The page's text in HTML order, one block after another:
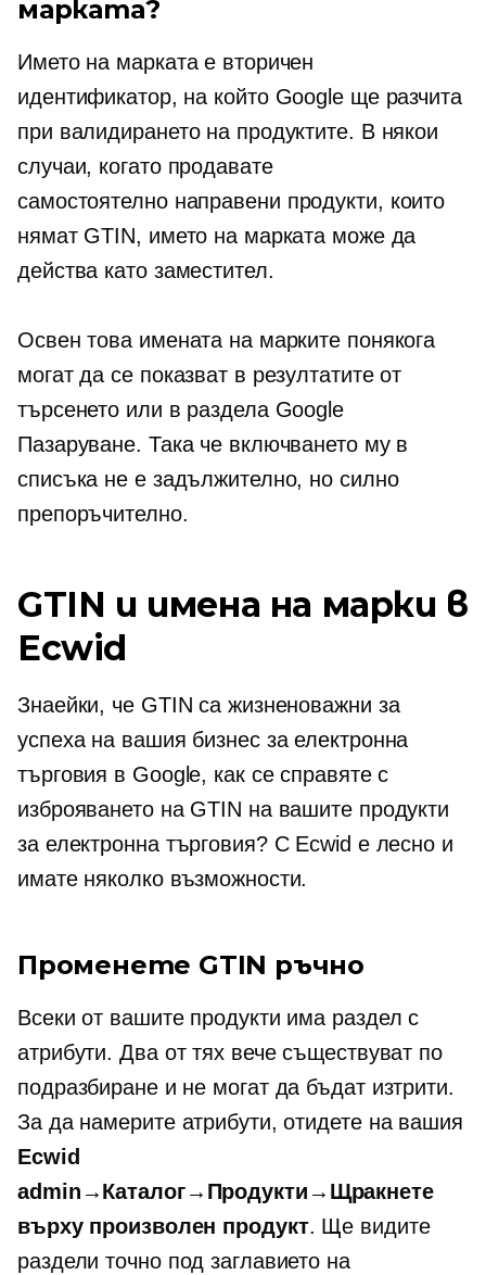
марката?
Името на марката е вторичен
идентификатор, на който Google ще разчита
при валидирането на продуктите. В някои
случаи, когато продавате
самостоятелно направени продукти, които
нямат GTIN, името на марката може да
действа като заместител.
Освен това имената на марките понякога
могат да се показват в резултатите от
търсенето или в раздела Google
Пазаруване. Така че включването му в
списъка не е задължително, но силно
препоръчително.
GTIN и имена на марки в
Ecwid
Знаейки, че GTIN са жизненоважни за
успеха на вашия бизнес за електронна
търговия в Google, как се справяте с
изброяването на GTIN на вашите продукти
за електронна търговия? С Ecwid е лесно и
имате няколко възможности.
Променете GTIN ръчно
Всеки от вашите продукти има раздел с
атрибути. Два от тях вече съществуват по
подразбиране и не могат да бъдат изтрити.
За да намерите атрибути, отидете на вашия
Ecwid
admin→Каталог→Продукти→Щракнете
върху произволен продукт. Ще видите
раздели точно под заглавието на